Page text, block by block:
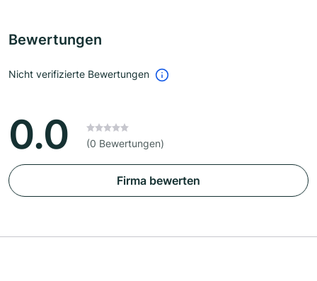
Bewertungen
Nicht verifizierte Bewertungen
0.0 (0 Bewertungen)
Firma bewerten